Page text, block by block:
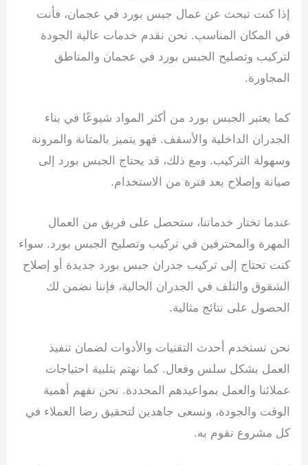
إذا كنت تبحث عن عمال جبس بورد في عجمان، فأنت
في المكان المناسب. نحن نقدم خدمات عالية الجودة
لتركيب وتصليح الجبس بورد في عجمان والمناطق
المجاورة.
كما يعتبر الجبس بورد من أكثر المواد شيوعًا في بناء
الجدران الداخلية والأسقف. فهو يتميز بالمتانة والمرونة
وسهولة التركيب. ومع ذلك، قد يحتاج الجبس بورد إلى
صيانة وإصلاح بعد فترة من الاستخدام.
عندما تختار خدماتنا، ستحصل على فريق من العمال
المهرة والمحترفين في تركيب وتصليح الجبس بورد. سواء
كنت تحتاج إلى تركيب جدران جبس بورد جديدة أو إصلاح
الشقوق والتلف في الجدران الحالية، فإننا نضمن لك
الحصول على نتائج مثالية.
نحن نستخدم أحدث التقنيات والأدوات لضمان تنفيذ
العمل بشكل سلس وفعال. كما نهتم بتلبية احتياجات
عملائنا والعمل بمواعيدهم المحددة. نحن نفهم أهمية
الوقت والجودة، ونسعى جاهدين لتحقيق رضا العملاء في
كل مشروع نقوم به.